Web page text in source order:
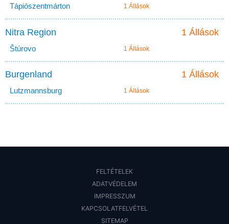
Tápiószentmárton 1 Állások
1 Állások
Nitra Region
Štúrovo 1 Állások
1 Állások
Burgenland
Lutzmannsburg 1 Állások
FELTÉTELEK
ADATVÉDELEM
IMPRESSZUM
KAPCSOLATFELVÉTEL
SITEMAP